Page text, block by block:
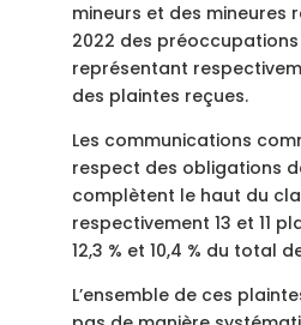
mineurs et des mineures
2022 des
représentant
des plaintes reçues.
Les communications
respect des obligations
complètent le haut du
respectivement 13 et 11
12,3 % et 10,4 % du total
L’ensemble de ces